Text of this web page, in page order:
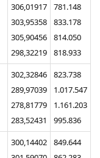
306,01917
303,95358
305,90456
298,32219
781.148
833.178
814.050
818.933
302,32846
289,97039
278,81779
283,52431
823.738
1.017.547
1.161.203
995.836
300,14402
849.644